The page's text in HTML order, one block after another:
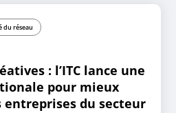
du réseau
: l’ITC lance une
pour mieux
entreprises du secteur